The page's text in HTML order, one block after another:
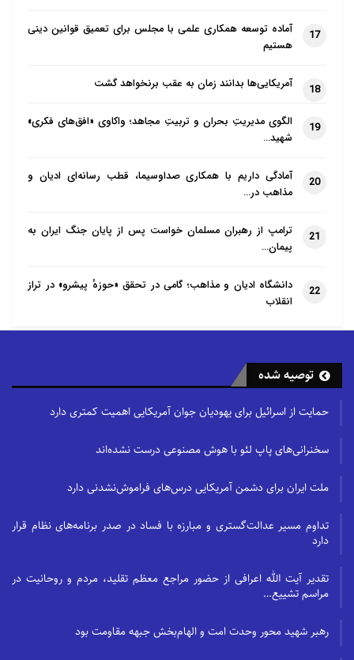
17
آماده توسعه همکاری علمی با مجلس برای تعمیق قوانین دینی
هستیم
18 آمریکایی‌ها بدانند زمان به عقب برنخواهد گشت
19
الگوی مدیریتِ بحران و تربیتِ مجاهد؛ واکاوی «افق‌های فکری»
شهید…
20
آمادگی داریم با همکاری صداوسیما، قطب رسانه‌ای ادیان و
مذاهب در…
21
ترامپ از رهبران مسلمان خواست پس از پایان جنگ ایران به
پیمان…
22
دانشگاه ادیان و مذاهب؛ گامی در تحقق «حوزهٔ پیشرو» در تراز
انقلاب
توصیه شده
حمایت از اسرائیل برای یهودیان جوان آمریکایی اهمیت کمتری دارد
سخنرانی‌های پاپ لئو با هوش مصنوعی درست نشده‌اند
ملت ایران برای دشمن آمریکایی درس‌های فراموش‌نشدنی دارد
تداوم مسیر عدالت‌گستری و مبارزه با فساد در صدر برنامه‌های نظام قرار
دارد
تقدیر آیت الله اعرافی از حضور مراجع معظم تقلید، مردم و روحانیت در
مراسم تشییع…
رهبر شهید محور وحدت امت و الهام‌بخش جبهه مقاومت بود